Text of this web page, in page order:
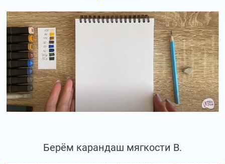
Берём карандаш мягкости В.